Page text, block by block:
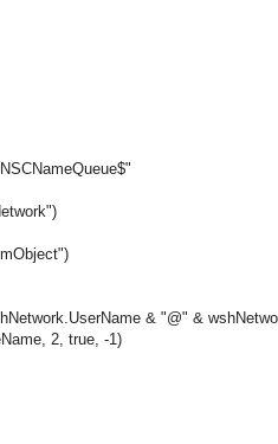
& "@" &
2, true, -1)